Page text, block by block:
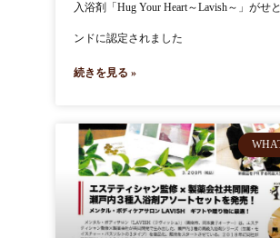
入浴剤「Hug Your Heart～Lavish～」がせ
ンドに認定されました
続きを見る »